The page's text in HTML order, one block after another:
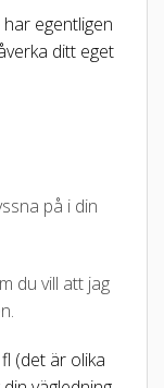
har egentligen
ditt eget
på i din
du vill att jag
(det är olika